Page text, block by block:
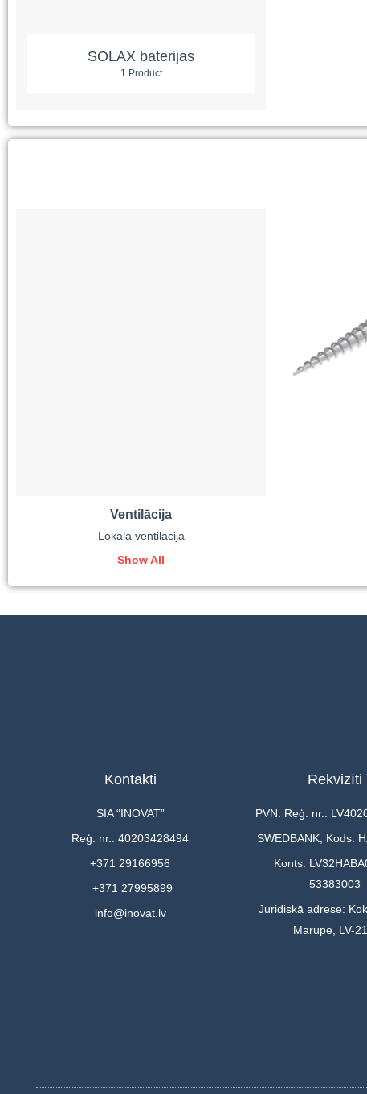
SOLAX baterijas
1 Product
Ventilācija
Lokālā ventilācija
Show All
Kontakti
SIA “INOVAT”
Reģ. nr.: 40203428494
+371 29166956
+371 27995899
info@inovat.lv
Rekvizīti
PVN. Reģ. nr.:
SWEDBANK, Kods:
Konts:
53383003
Juridiskā adrese:
Mārupe, LV-